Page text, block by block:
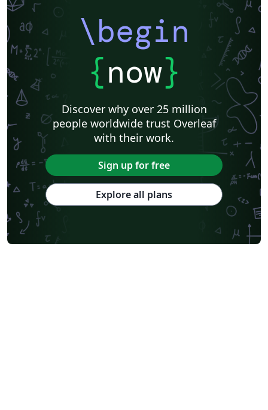
\begin
{now}
Discover why over 25 million
people worldwide trust Overleaf
with their work.
Sign up for free
Explore all plans